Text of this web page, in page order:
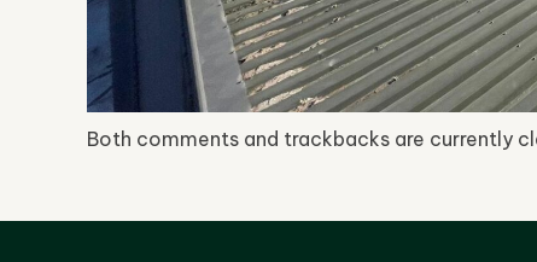
Both comments and trackbacks are currently